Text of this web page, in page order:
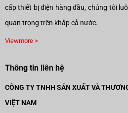
cấp thiết bị điện hàng đầu, chúng tôi
quan trọng trên khắp cả nước.
Viewmore >
Thông tin liên hệ
CÔNG TY TNHH SẢN XUẤT VÀ
VIỆT NAM